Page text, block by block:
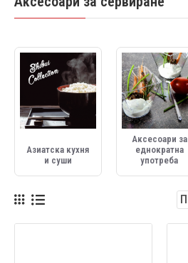
Азиатска кухня
и суши
Аксесоари за
еднократна
употреба